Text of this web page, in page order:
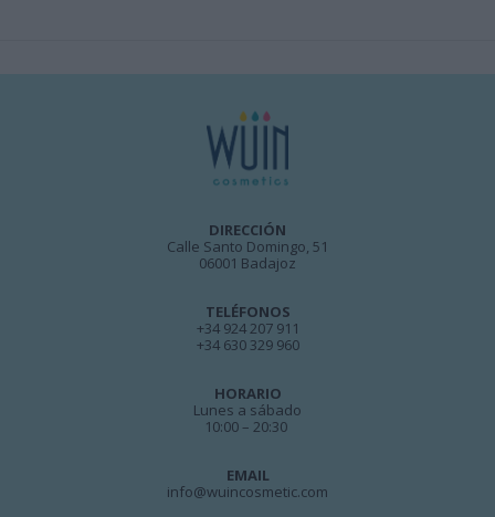
DIRECCIÓN
Calle Santo Domingo, 51
06001 Badajoz
TELÉFONOS
+34 924 207 911
+34 630 329 960
HORARIO
Lunes a sábado
10:00 – 20:30
EMAIL
info@wuincosmetic.com